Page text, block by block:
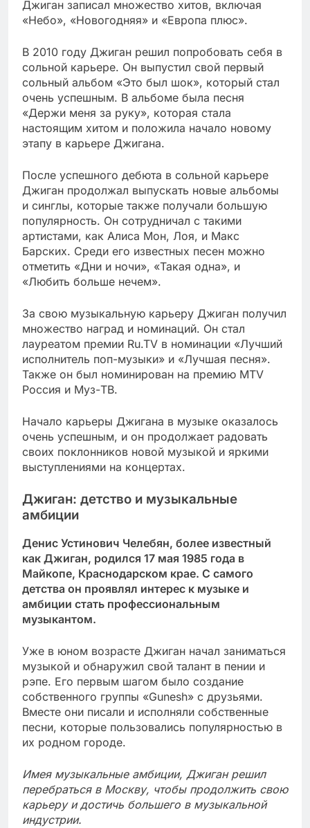
Джиган записал множество хитов, включая
«Небо», «Новогодняя» и «Европа плюс».
В 2010 году Джиган решил попробовать себя в
сольной карьере. Он выпустил свой первый
сольный альбом «Это был шок», который стал
очень успешным. В альбоме была песня
«Держи меня за руку», которая стала
настоящим хитом и положила начало новому
этапу в карьере Джигана.
После успешного дебюта в сольной карьере
Джиган продолжал выпускать новые альбомы
и синглы, которые также получали большую
популярность. Он сотрудничал с такими
артистами, как Алиса Мон, Лоя, и Макс
Барских. Среди его известных песен можно
отметить «Дни и ночи», «Такая одна», и
«Любить больше нечем».
За свою музыкальную карьеру Джиган получил
множество наград и номинаций. Он стал
лауреатом премии Ru.TV в номинации «Лучший
исполнитель поп-музыки» и «Лучшая песня».
Также он был номинирован на премию MTV
Россия и Муз-ТВ.
Начало карьеры Джигана в музыке оказалось
очень успешным, и он продолжает радовать
своих поклонников новой музыкой и яркими
выступлениями на концертах.
Джиган: детство и музыкальные
амбиции
Денис Устинович Челебян, более известный
как Джиган, родился 17 мая 1985 года в
Майкопе, Краснодарском крае. С самого
детства он проявлял интерес к музыке и
амбиции стать профессиональным
музыкантом.
Уже в юном возрасте Джиган начал заниматься
музыкой и обнаружил свой талант в пении и
рэпе. Его первым шагом было создание
собственного группы «Gunesh» с друзьями.
Вместе они писали и исполняли собственные
песни, которые пользовались популярностью в
их родном городе.
Имея музыкальные амбиции, Джиган решил
перебраться в Москву, чтобы продолжить свою
карьеру и достичь большего в музыкальной
индустрии.